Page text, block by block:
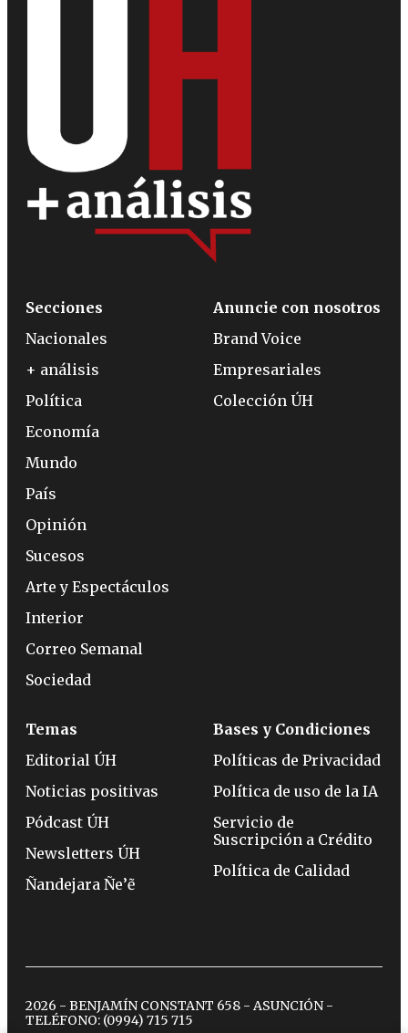
Secciones
Nacionales
+ análisis
Política
Economía
Mundo
País
Opinión
Sucesos
Arte y Espectáculos
Interior
Correo Semanal
Sociedad
Anuncie con nosotros
Brand Voice
Empresariales
Colección ÚH
Temas
Editorial ÚH
Noticias positivas
Pódcast ÚH
Newsletters ÚH
Ñandejara Ñe’ẽ
Bases y Condiciones
Políticas de Privacidad
Política de uso de la IA
Servicio de
Suscripción a Crédito
Política de Calidad
2026 - BENJAMÍN CONSTANT 658 - ASUNCIÓN -
TELÉFONO: (0994) 715 715